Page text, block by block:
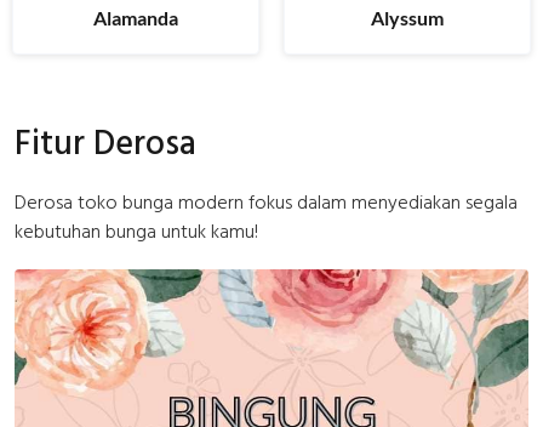
Alamanda Alyssum
Fitur Derosa
Derosa toko bunga modern fokus dalam menyediakan segala
kebutuhan bunga untuk kamu!